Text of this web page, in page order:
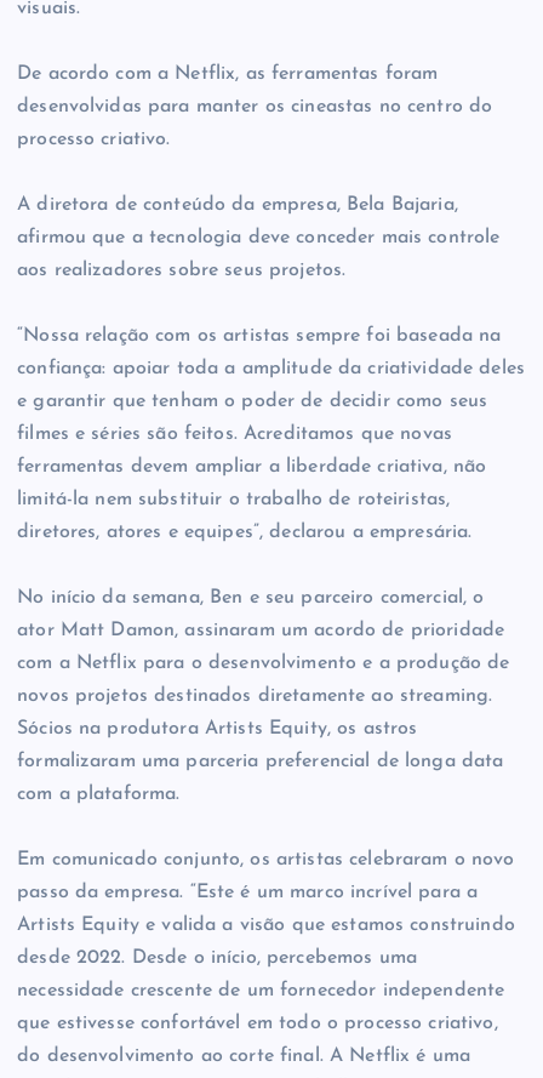
visuais.
De acordo com a Netflix, as ferramentas foram
desenvolvidas para manter os cineastas no centro do
processo criativo.
A diretora de conteúdo da empresa, Bela Bajaria,
afirmou que a tecnologia deve conceder mais controle
aos realizadores sobre seus projetos.
“Nossa relação com os artistas sempre foi baseada na
confiança: apoiar toda a amplitude da criatividade deles
e garantir que tenham o poder de decidir como seus
filmes e séries são feitos. Acreditamos que novas
ferramentas devem ampliar a liberdade criativa, não
limitá-la nem substituir o trabalho de roteiristas,
diretores, atores e equipes”, declarou a empresária.
No início da semana, Ben e seu parceiro comercial, o
ator Matt Damon, assinaram um acordo de prioridade
com a Netflix para o desenvolvimento e a produção de
novos projetos destinados diretamente ao streaming.
Sócios na produtora Artists Equity, os astros
formalizaram uma parceria preferencial de longa data
com a plataforma.
Em comunicado conjunto, os artistas celebraram o novo
passo da empresa. “Este é um marco incrível para a
Artists Equity e valida a visão que estamos construindo
desde 2022. Desde o início, percebemos uma
necessidade crescente de um fornecedor independente
que estivesse confortável em todo o processo criativo,
do desenvolvimento ao corte final. A Netflix é uma